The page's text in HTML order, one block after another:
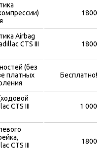
1800
Airbag
CTS III
1800
(без
платных
Бесплатно!
CTS III
1 000
CTS III
1800